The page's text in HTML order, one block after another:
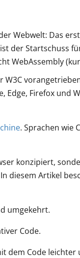
Webwelt: Das
der Startschuss
WebAssembly
W3C
Firefox und
. Sprachen wie
konzipiert,
diesem Artikel
umgekehrt.
Code.
dem Code leichter